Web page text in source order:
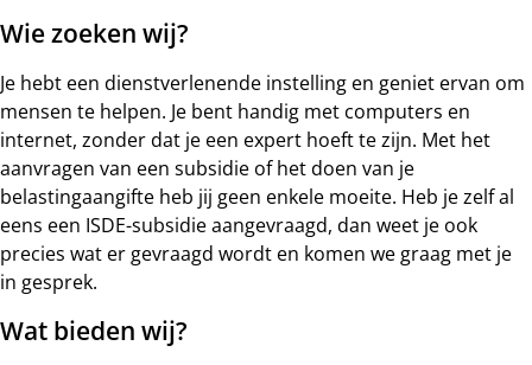
Wie zoeken wij?
Je hebt een dienstverlenende instelling en geniet ervan om
mensen te helpen. Je bent handig met computers en
internet, zonder dat je een expert hoeft te zijn. Met het
aanvragen van een subsidie of het doen van je
belastingaangifte heb jij geen enkele moeite. Heb je zelf al
eens een ISDE-subsidie aangevraagd, dan weet je ook
precies wat er gevraagd wordt en komen we graag met je
in gesprek.
Wat bieden wij?